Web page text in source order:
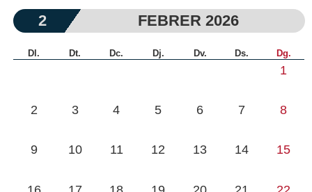
2 FEBRER 2026
Dl. Dt. Dc. Dj. Dv. Ds. Dg.
1
2 3 4 5 6 7 8
9 10 11 12 13 14 15